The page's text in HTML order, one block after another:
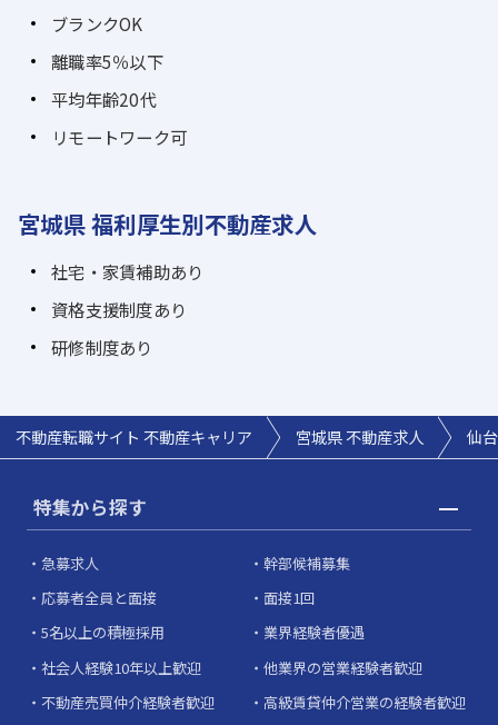
ブランクOK
離職率5％以下
平均年齢20代
リモートワーク可
宮城県 福利厚生別不動産求人
社宅・家賃補助あり
資格支援制度あり
研修制度あり
不動産転職サイト 不動産キャリア 宮城県 不動産求人 仙
特集から探す
急募求人
幹部候補募集
応募者全員と面接
面接1回
5名以上の積極採用
業界経験者優遇
社会人経験10年以上歓迎
他業界の営業経験者歓迎
不動産売買仲介経験者歓迎
高級賃貸仲介営業の経験者歓迎